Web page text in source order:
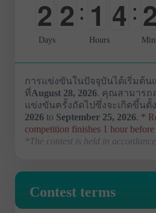
2
0
2 : 1
0
4 : 2
Days Hours
การแข่งขันในปัจจุบันได้เริ่มต้
ที่August 28, 2026. คุณสามารถ
แข่งขันครั้งถัดไปซึ่งจะเกิดขึ้นตั้
2026 to September 25, 2026. *
competition finishes 1 hour before
*The contest is held in
Contest terms